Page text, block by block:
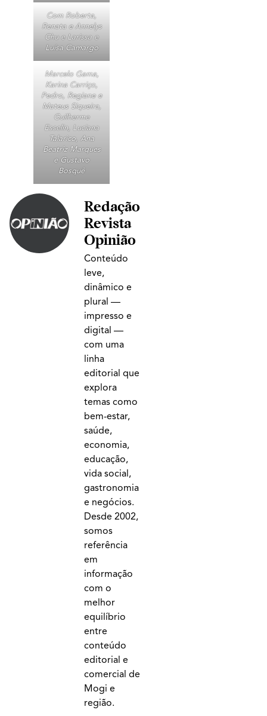
Com Roberta,
Renata e Annelys
Chu e Larissa e
Luísa Camargo
Marcelo Gama,
Karina Carriço,
Pedro, Regiane e
Mateus Siqueira,
Guilherme
Esselin, Luciana
Talarico, Ana
Beatriz Marques
e Gustavo
Bosquê
Redação
Revista
Opinião
Conteúdo
leve,
dinâmico e
plural —
impresso e
digital —
com uma
linha
editorial que
explora
temas como
bem-estar,
saúde,
economia,
educação,
vida social,
gastronomia
e negócios.
Desde 2002,
somos
referência
em
informação
com o
melhor
equilíbrio
entre
conteúdo
editorial e
comercial de
Mogi e
região.